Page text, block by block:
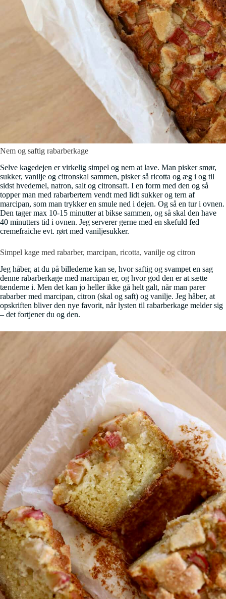
Nem og saftig rabarberkage
Selve kagedejen er virkelig simpel og nem at lave. Man pisker smør,
sukker, vanilje og citronskal sammen, pisker så ricotta og æg i og til
sidst hvedemel, natron, salt og citronsaft. I en form med den og så
topper man med rabarbertern vendt med lidt sukker og tern af
marcipan, som man trykker en smule ned i dejen. Og så en tur i ovnen.
Den tager max 10-15 minutter at bikse sammen, og så skal den have
40 minutters tid i ovnen. Jeg serverer gerne med en skefuld fed
cremefraiche evt. rørt med vaniljesukker.
Simpel kage med rabarber, marcipan, ricotta, vanilje og citron
Jeg håber, at du på billederne kan se, hvor saftig og svampet en sag
denne rabarberkage med marcipan er, og hvor god den er at sætte
tænderne i. Men det kan jo heller ikke gå helt galt, når man parer
rabarber med marcipan, citron (skal og saft) og vanilje. Jeg håber, at
opskriften bliver den nye favorit, når lysten til rabarberkage melder sig
– det fortjener du og den.